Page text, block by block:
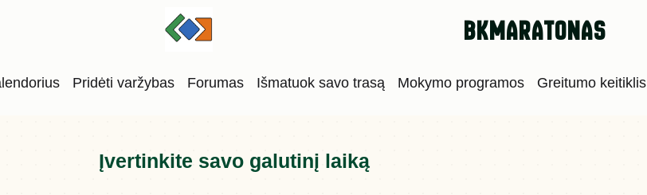
bkmaratonas
Pridėti varžybas Forumas Išmatuok savo trasą Mokymo programos Greitumo keitiklis
Įvertinkite savo galutinį laiką